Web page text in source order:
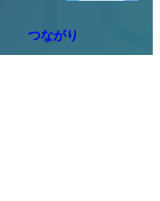
つながり